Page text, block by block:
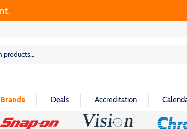
Brands Deals Accreditation